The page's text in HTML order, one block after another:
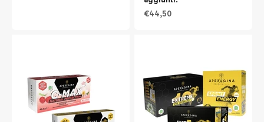
Prezzo scontato
€44,50